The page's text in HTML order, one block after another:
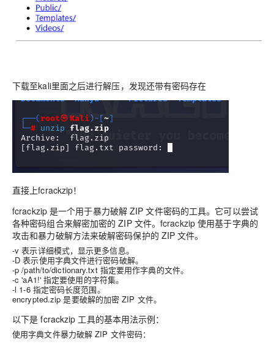
下载至kali里面之后进行解压，发现还带有密码存在
直接上fcrackzip！
fcrackzip 是一个用于暴力破解 ZIP 文件密码的工具。它可以尝试
各种密码组合来解密加密的 ZIP 文件。fcrackzip 使用基于字典的
攻击和暴力破解方法来破解密码保护的 ZIP 文件。
-v 表示详细模式，显示更多信息。
-D 表示使用字典文件进行密码破解。
-p /path/to/dictionary.txt 指定要用作字典的文件。
-c 'aA1!' 指定要使用的字符集。
-l 1-6 指定密码长度范围。
encrypted.zip 是要破解的加密 ZIP 文件。
以下是 fcrackzip 工具的基本用法示例：
使用字典文件暴力破解 ZIP 文件密码：